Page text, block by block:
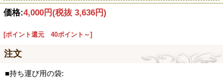
価格:4,000円(税抜 3,636円)
[ポイント還元 40ポイント～]
注文
■持ち運び用の袋: